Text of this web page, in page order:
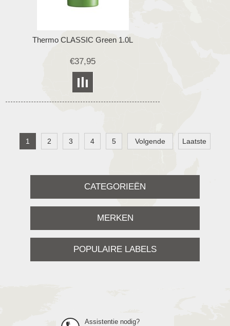
Thermo CLASSIC Green 1.0L
€37,95
1 2 3 4 5 Volgende Laatste
CATEGORIEËN
MERKEN
POPULAIRE LABELS
Assistentie nodig?